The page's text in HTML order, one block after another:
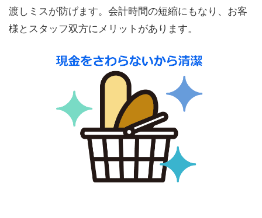
渡しミスが防げます。会計時間の短縮にもなり、お客
様とスタッフ双方にメリットがあります。